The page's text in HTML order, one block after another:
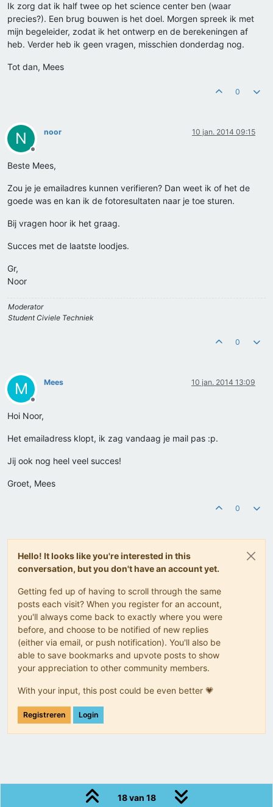
Ik zorg dat ik half twee op het science center ben (waar
precies?). Een brug bouwen is het doel. Morgen spreek ik met
mijn begeleider, zodat ik het ontwerp en de berekeningen af
heb. Verder heb ik geen vragen, misschien donderdag nog.
Tot dan, Mees
0
N
Offline
noor 10 jan. 2014 09:15
Beste Mees,
Zou je je emailadres kunnen verifieren? Dan weet ik of het de
goede was en kan ik de fotoresultaten naar je toe sturen.
Bij vragen hoor ik het graag.
Succes met de laatste loodjes.
Gr,
Noor
Moderator
Student Civiele Techniek
0
M
Offline
Mees 10 jan. 2014 13:09
Hoi Noor,
Het emailadress klopt, ik zag vandaag je mail pas :p.
Jij ook nog heel veel succes!
Groet, Mees
0
Hello! It looks like you're interested in this
conversation, but you don't have an account yet.
Getting fed up of having to scroll through the same
posts each visit? When you register for an account,
you'll always come back to exactly where you were
before, and choose to be notified of new replies
(either via email, or push notification). You'll also be
able to save bookmarks and upvote posts to show
your appreciation to other community members.
With your input, this post could be even better 💗
Registreren Login
18 van 18